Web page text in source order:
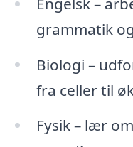
grammatik
Biologi –
fra celler til
Fysik – lær